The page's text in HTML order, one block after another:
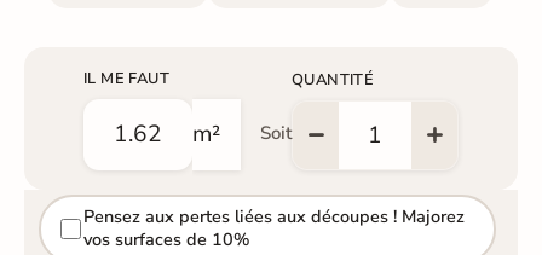
IL ME FAUT
m² Soit
QUANTITÉ
Pensez aux pertes liées aux découpes ! Majorez
vos surfaces de 10%